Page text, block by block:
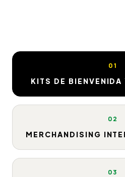
01
KITS DE
02
MERCHANDISING
03